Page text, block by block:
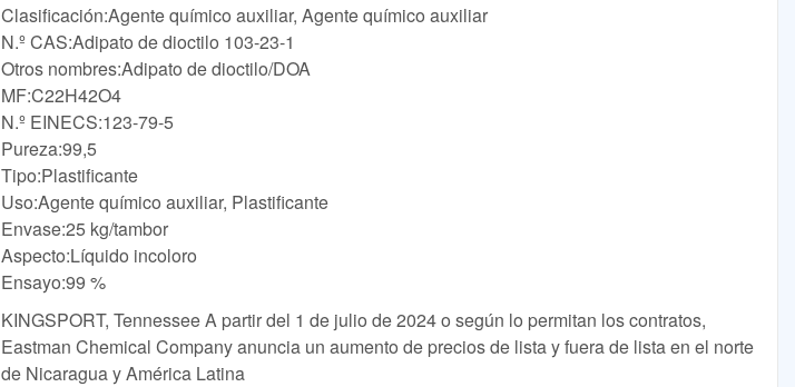
Clasificación:Agente químico auxiliar, Agente químico auxiliar
N.º CAS:Adipato de dioctilo 103-23-1
Otros nombres:Adipato de dioctilo/DOA
MF:C22H42O4
N.º EINECS:123-79-5
Pureza:99,5
Tipo:Plastificante
Uso:Agente químico auxiliar, Plastificante
Envase:25 kg/tambor
Aspecto:Líquido incoloro
Ensayo:99 %
KINGSPORT, Tennessee A partir del 1 de julio de 2024 o según lo permitan los contratos,
Eastman Chemical Company anuncia un aumento de precios de lista y fuera de lista en el norte
de Nicaragua y América Latina